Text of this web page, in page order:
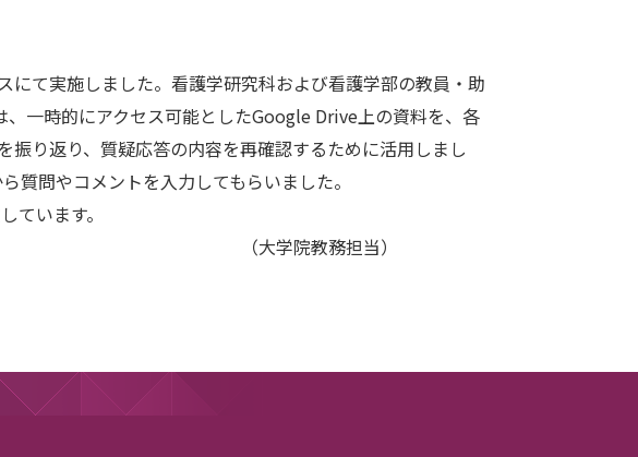
て実施しました。看護学研究科および看護学部の教員・助
一時的にアクセス可能としたGoogle Drive上の資料を、各
り返り、質疑応答の内容を再確認するために活用しまし
質問やコメントを入力してもらいました。
ています。
担当）